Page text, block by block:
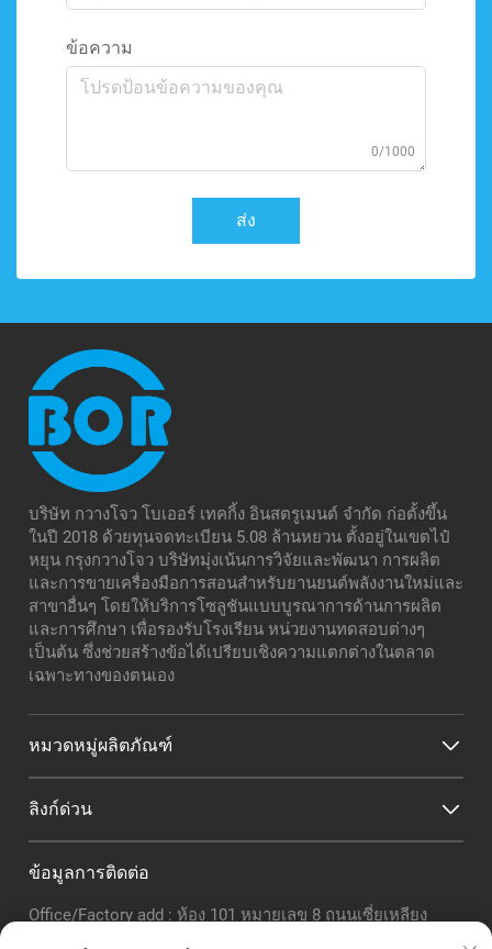
ข้อความ
0/1000
ส่ง
บริษัท กวางโจว โบเออร์ เทคกิ้ง อินสตรูเมนต์ จำกัด ก่อตั้งขึ้น
ในปี 2018 ด้วยทุนจดทะเบียน 5.08 ล้านหยวน ตั้งอยู่ในเขตไป๋
หยุน กรุงกวางโจว บริษัทมุ่งเน้นการวิจัยและพัฒนา การผลิต
และการขายเครื่องมือการสอนสำหรับยานยนต์พลังงานใหม่และ
สาขาอื่นๆ โดยให้บริการโซลูชันแบบบูรณาการด้านการผลิต
และการศึกษา เพื่อรองรับโรงเรียน หน่วยงานทดสอบต่างๆ
เป็นต้น ซึ่งช่วยสร้างข้อได้เปรียบเชิงความแตกต่างในตลาด
เฉพาะทางของตนเอง
หมวดหมู่ผลิตภัณฑ์
ลิงก์ด่วน
ข้อมูลการติดต่อ
Office/Factory add : ห้อง 101 หมายเลข 8 ถนนเซี่ยเหลียง